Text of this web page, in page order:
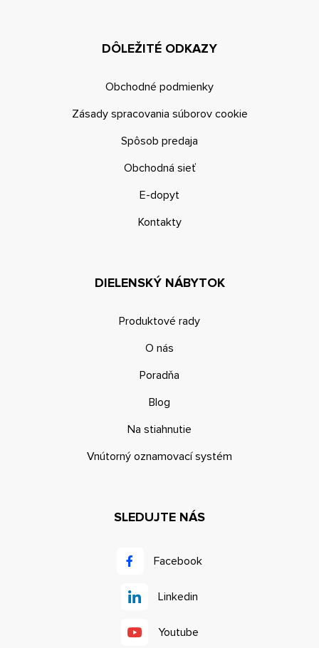
DÔLEŽITÉ ODKAZY
Obchodné podmienky
Zásady spracovania súborov cookie
Spôsob predaja
Obchodná sieť
E-dopyt
Kontakty
DIELENSKÝ NÁBYTOK
Produktové rady
O nás
Poradňa
Blog
Na stiahnutie
Vnútorný oznamovací systém
SLEDUJTE NÁS
Facebook
Linkedin
Youtube